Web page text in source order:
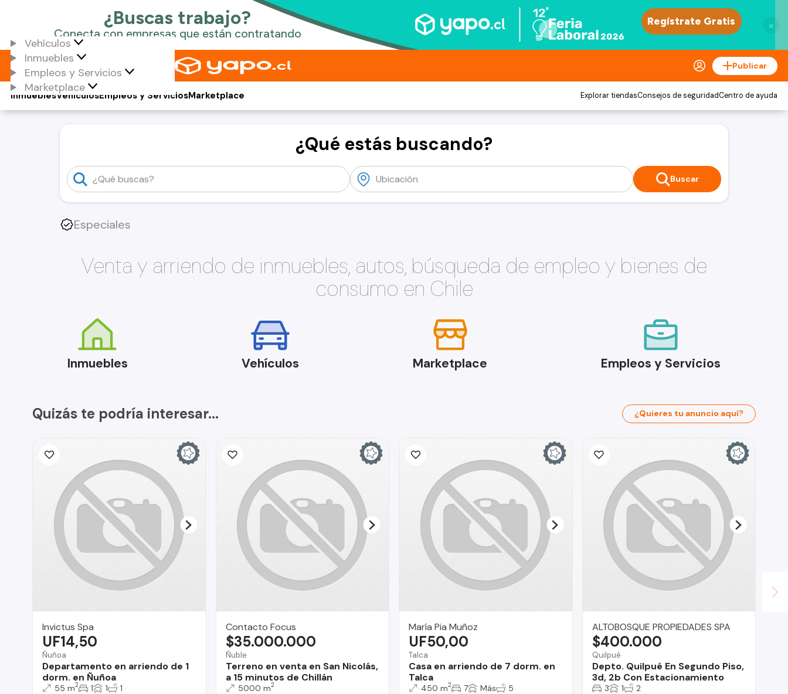
×
Vehículos
Inmuebles
Empleos y Servicios
Marketplace
Publicar
Vehículos
Inmuebles Empleos y ServiciosMarketplace Explorar tiendasConsejos de seguridadCentro de ayuda
¿Qué estás buscando?
Buscar
Especiales
Venta y arriendo de inmuebles, autos, búsqueda de empleo y bienes de
consumo en Chile
Inmuebles Vehículos Marketplace Empleos y Servicios
Quizás te podría interesar... ¿Quieres tu anuncio aquí?
Invictus Spa
Ñuñoa
Departamento en arriendo de 1
dorm. en Ñuñoa
UF14,50
55 m2 1 1 1
Contacto Focus
Ñuble
Terreno en venta en San Nicolás,
a 15 minutos de Chillán
$35.000.000
5000 m2
María Pia Muñoz
Talca
Casa en arriendo de 7 dorm. en
Talca
UF50,00
450 m2 7 Más 5
ALTOBOSQUE PROPIEDADES SPA
Quilpué
Depto. Quilpué En Segundo Piso,
3d, 2b Con Estacionamiento
$400.000
3 1 2